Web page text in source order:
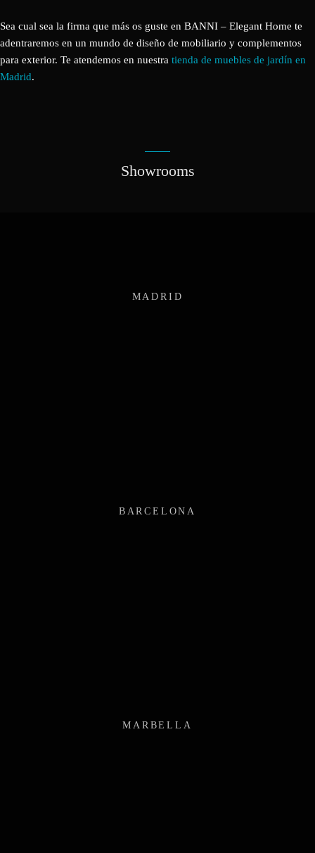
Sea cual sea la firma que más os guste en BANNI – Elegant Home te
adentraremos en un mundo de diseño de mobiliario y complementos
para exterior. Te atendemos en nuestra tienda de muebles de jardín en
Madrid.
Showrooms
MADRID
BARCELONA
MARBELLA